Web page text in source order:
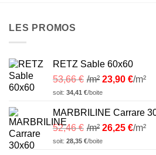
LES PROMOS
RETZ Sable 60x60
53,66€ /m² 23,90 €/m²
soit: 34,41 €/boite
MARBRILINE Carrare
52,46€ /m² 26,25 €/m²
soit: 28,35 €/boite